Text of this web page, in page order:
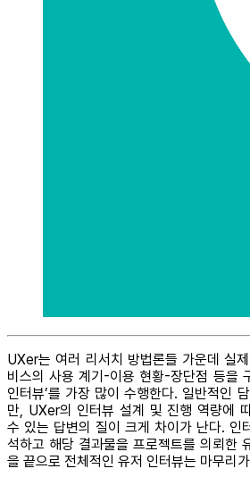
UXer는 여러 리서치 방법론들 가운데 실
비스의 사용 계기-이용 현황-장단점 등을
인터뷰’를 가장 많이 수행한다. 일반적인
만, UXer의 인터뷰 설계 및 진행 역량에
수 있는 답변의 질이 크게 차이가 난다. 인
석하고 해당 결과물을 프로젝트를 의뢰한
을 끝으로 전체적인 유저 인터뷰는 마무리